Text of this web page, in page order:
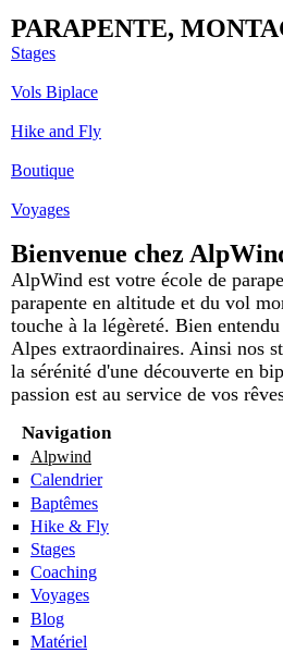
PARAPENTE,
Stages
Vols Biplace
Hike and Fly
Boutique
Voyages
Bienvenue chez
AlpWind est votre école de
parapente en altitude et du vol
touche à la légèreté. Bien
Alpes extraordinaires. Ainsi nos
la sérénité d'une découverte en
passion est au service de vos
Navigation
Alpwind
Calendrier
Baptêmes
Hike & Fly
Stages
Coaching
Voyages
Blog
Matériel